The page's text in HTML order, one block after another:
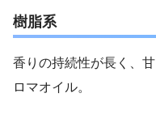
樹脂系
香りの持続性が長く、
ロマオイル。